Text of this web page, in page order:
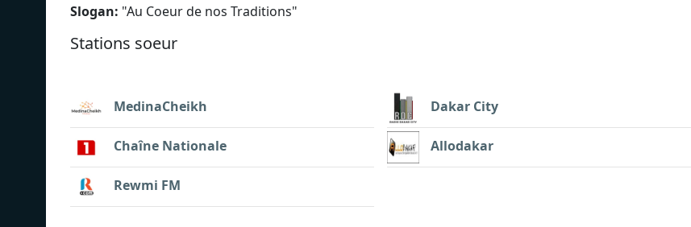
Slogan: "Au Coeur de nos Traditions"
Stations soeur
MedinaCheikh
Chaîne Nationale
Rewmi FM
Dakar City
Allodakar